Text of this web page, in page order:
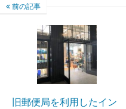
前の記事
旧郵便局を利用したイン